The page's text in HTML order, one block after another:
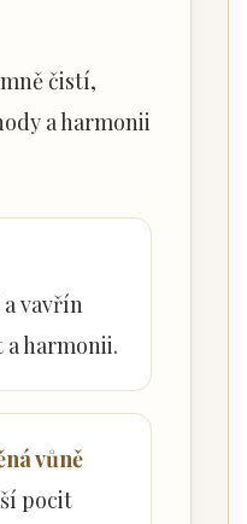
čistí,
a harmonii
vavřín
harmonii.
vůně
pocit